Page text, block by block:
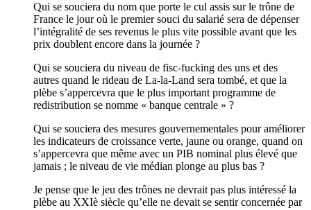
Qui se souciera du nom que porte le cul assis sur le trône de
France le jour où le premier souci du salarié sera de dépenser
l’intégralité de ses revenus le plus vite possible avant que les
prix doublent encore dans la journée ?
Qui se souciera du niveau de fisc-fucking des uns et des
autres quand le rideau de La-la-Land sera tombé, et que la
plèbe s’appercevra que le plus important programme de
redistribution se nomme « banque centrale » ?
Qui se souciera des mesures gouvernementales pour améliorer
les indicateurs de croissance verte, jaune ou orange, quand on
s’appercevra que même avec un PIB nominal plus élevé que
jamais ; le niveau de vie médian plonge au plus bas ?
Je pense que le jeu des trônes ne devrait pas plus intéressé la
plèbe au XXIè siècle qu’elle ne devait se sentir concernée par